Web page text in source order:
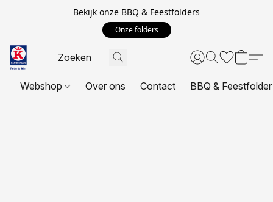
Bekijk onze BBQ & Feestfolders
Onze folders
Webshop Over ons Contact BBQ & Feestfolder